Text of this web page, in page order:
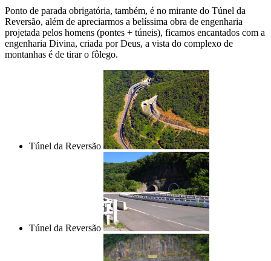
Ponto de parada obrigatória, também, é no mirante do Túnel da
Reversão, além de apreciarmos a belíssima obra de engenharia
projetada pelos homens (pontes + túneis), ficamos encantados com a
engenharia Divina, criada por Deus, a vista do complexo de
montanhas é de tirar o fôlego.
Túnel da Reversão
Túnel da Reversão